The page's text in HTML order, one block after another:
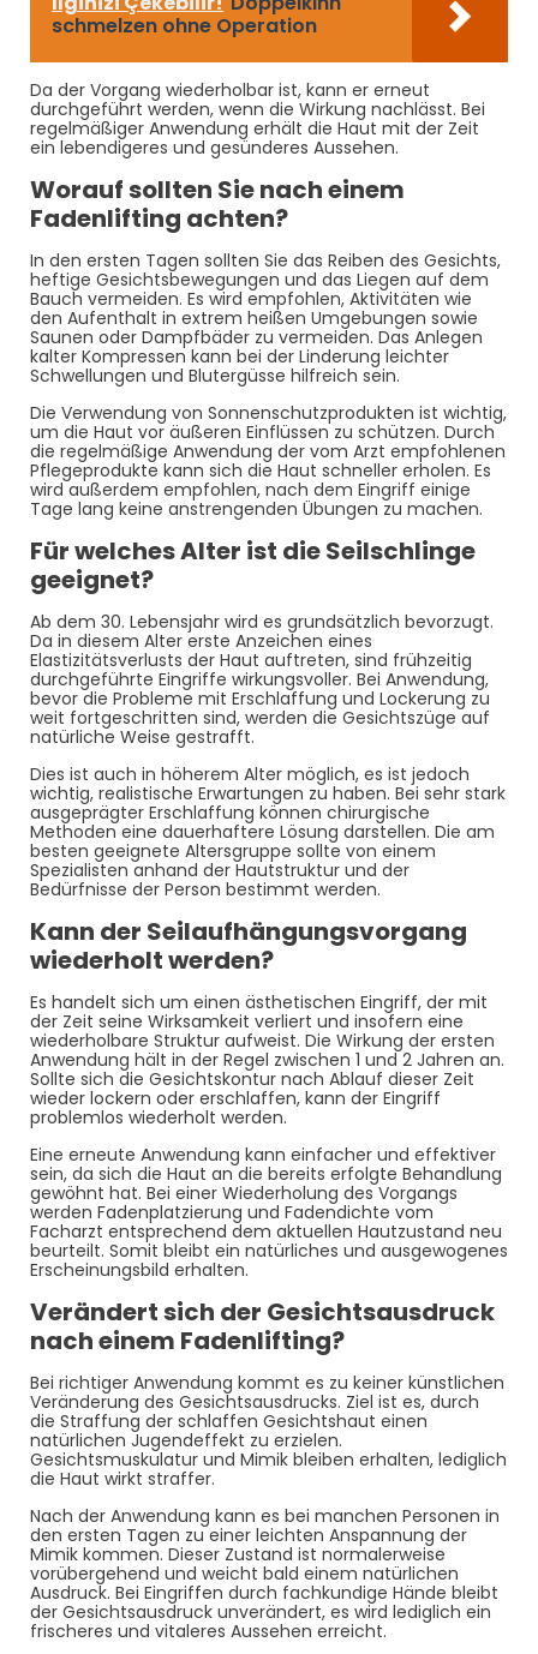
schmelzen ohne Operation
Da der Vorgang wiederholbar ist, kann er erneut
durchgeführt werden, wenn die Wirkung nachlässt. Bei
regelmäßiger Anwendung erhält die Haut mit der Zeit
ein lebendigeres und gesünderes Aussehen.
Worauf sollten Sie nach einem
Fadenlifting achten?
In den ersten Tagen sollten Sie das Reiben des Gesichts,
heftige Gesichtsbewegungen und das Liegen auf dem
Bauch vermeiden. Es wird empfohlen, Aktivitäten wie
den Aufenthalt in extrem heißen Umgebungen sowie
Saunen oder Dampfbäder zu vermeiden. Das Anlegen
kalter Kompressen kann bei der Linderung leichter
Schwellungen und Blutergüsse hilfreich sein.
Die Verwendung von Sonnenschutzprodukten ist wichtig,
um die Haut vor äußeren Einflüssen zu schützen. Durch
die regelmäßige Anwendung der vom Arzt empfohlenen
Pflegeprodukte kann sich die Haut schneller erholen. Es
wird außerdem empfohlen, nach dem Eingriff einige
Tage lang keine anstrengenden Übungen zu machen.
Für welches Alter ist die Seilschlinge
geeignet?
Ab dem 30. Lebensjahr wird es grundsätzlich bevorzugt.
Da in diesem Alter erste Anzeichen eines
Elastizitätsverlusts der Haut auftreten, sind frühzeitig
durchgeführte Eingriffe wirkungsvoller. Bei Anwendung,
bevor die Probleme mit Erschlaffung und Lockerung zu
weit fortgeschritten sind, werden die Gesichtszüge auf
natürliche Weise gestrafft.
Dies ist auch in höherem Alter möglich, es ist jedoch
wichtig, realistische Erwartungen zu haben. Bei sehr stark
ausgeprägter Erschlaffung können chirurgische
Methoden eine dauerhaftere Lösung darstellen. Die am
besten geeignete Altersgruppe sollte von einem
Spezialisten anhand der Hautstruktur und der
Bedürfnisse der Person bestimmt werden.
Kann der Seilaufhängungsvorgang
wiederholt werden?
Es handelt sich um einen ästhetischen Eingriff, der mit
der Zeit seine Wirksamkeit verliert und insofern eine
wiederholbare Struktur aufweist. Die Wirkung der ersten
Anwendung hält in der Regel zwischen 1 und 2 Jahren an.
Sollte sich die Gesichtskontur nach Ablauf dieser Zeit
wieder lockern oder erschlaffen, kann der Eingriff
problemlos wiederholt werden.
Eine erneute Anwendung kann einfacher und effektiver
sein, da sich die Haut an die bereits erfolgte Behandlung
gewöhnt hat. Bei einer Wiederholung des Vorgangs
werden Fadenplatzierung und Fadendichte vom
Facharzt entsprechend dem aktuellen Hautzustand neu
beurteilt. Somit bleibt ein natürliches und ausgewogenes
Erscheinungsbild erhalten.
Verändert sich der Gesichtsausdruck
nach einem Fadenlifting?
Bei richtiger Anwendung kommt es zu keiner künstlichen
Veränderung des Gesichtsausdrucks. Ziel ist es, durch
die Straffung der schlaffen Gesichtshaut einen
natürlichen Jugendeffekt zu erzielen.
Gesichtsmuskulatur und Mimik bleiben erhalten, lediglich
die Haut wirkt straffer.
Nach der Anwendung kann es bei manchen Personen in
den ersten Tagen zu einer leichten Anspannung der
Mimik kommen. Dieser Zustand ist normalerweise
vorübergehend und weicht bald einem natürlichen
Ausdruck. Bei Eingriffen durch fachkundige Hände bleibt
der Gesichtsausdruck unverändert, es wird lediglich ein
frischeres und vitaleres Aussehen erreicht.